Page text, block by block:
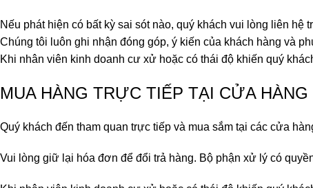
Nếu phát hiện có bất kỳ sai sót nào, quý khách vui lòng liên
Chúng tôi luôn ghi nhận đóng góp, ý kiến của khách hàng và
Khi nhân viên kinh doanh cư xử hoặc có thái độ khiến quý
MUA HÀNG TRỰC TIẾP TẠI CỬA HÀNG
Quý khách đến tham quan trực tiếp và mua sắm tại các cửa
Vui lòng giữ lại hóa đơn để đổi trả hàng. Bộ phận xử lý có